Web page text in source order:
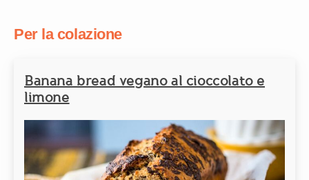
Per la colazione
Banana bread vegano al cioccolato e
limone